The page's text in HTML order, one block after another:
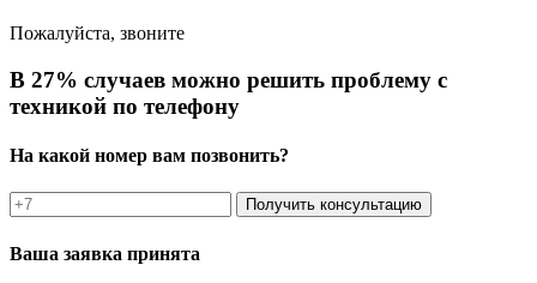
Пожалуйста, звоните
В 27% случаев можно решить проблему с
техникой по телефону
На какой номер вам позвонить?
Получить консультацию
Ваша заявка принята